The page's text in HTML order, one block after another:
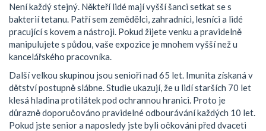
Není každý stejný. Někteří lidé mají vyšší šanci setkat se s
bakterií tetanu. Patří sem zemědělci, zahradníci, lesníci a lidé
pracující s kovem a nástroji. Pokud žijete venku a pravidelně
manipulujete s půdou, vaše expozice je mnohem vyšší než u
kancelářského pracovníka.
Další velkou skupinou jsou senioři nad 65 let. Imunita získaná v
dětství postupně slábne. Studie ukazují, že u lidí starších 70 let
klesá hladina protilátek pod ochrannou hranici. Proto je
důrazně doporučováno pravidelné odbourávání každých 10 let.
Pokud jste senior a naposledy jste byli očkováni před dvaceti